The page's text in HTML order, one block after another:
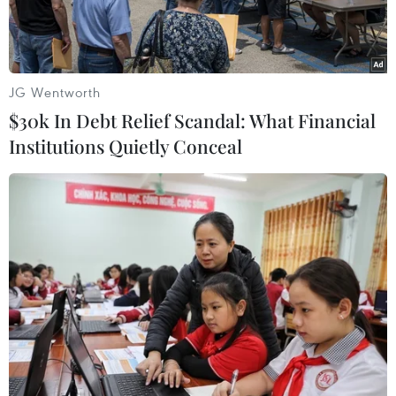
Huấn luyện viên Kim Pan-gon dường như đang tập trung nhiều
hơn cho tuyến trên của Malaysia. (Nguồn: FAM)
Tại AFF Cup 2022, đội tuyển Malaysia thuộc
bảng B cùng đội tuyển Việt Nam. Đây là đối thủ
mà thầy trò huấn luyện viên Park Hang-seo cần
JG Wentworth
$30k In Debt Relief Scandal: What Financial
Institutions Quietly Conceal